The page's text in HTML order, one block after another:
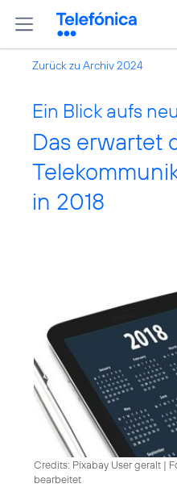
Zurück zu Archiv 2024
Ein Blick aufs
Das erwartet
in 2018
Credits: Pixabay User geralt |
bearbeitet